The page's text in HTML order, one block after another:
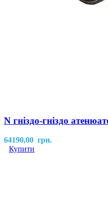
N гніздо-гніздо
64190,00 грн.
Купити